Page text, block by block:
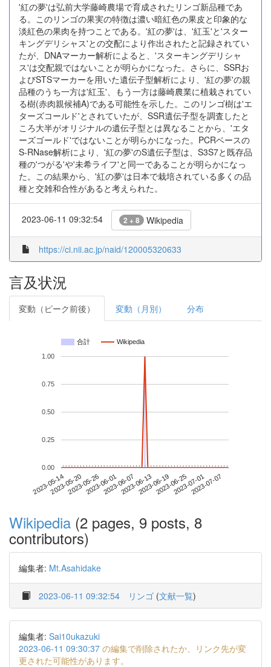
'紅の夢'は弘前大学藤崎農場で育成されたリンゴ新品種であ
る。このリンゴの果実の特徴は濃い暗紅色の果皮と印象的な
淡紅色の果肉を持つことである。'紅の夢'は、'紅玉'と'スター
キングデリシャス'との交配により作出されたと記録されてい
たが、DNAマーカー解析によると、'スターキングデリシャ
ス'は交配親ではないことが明らかになった。さらに、SSRお
よびSTSマーカーを用いた遺伝子型解析により、'紅の夢'の親
品種のうち一方は'紅玉'、もう一方は藤崎農業に植栽されてい
る樹(赤肉親候補A)である可能性を示した。このリンゴ樹は'エ
ターズコールド'とされていたが、SSR遺伝子型を調査したと
ころ大半がオリジナルの遺伝子型とは異なることから、'エタ
ーズゴールド'ではないことが明らかになった。PCRベースの
S-RNase解析により、'紅の夢'のS遺伝子型は、S3S7と既存品
種の'つがる'や'未希ライフ'と同一であることが明らかになっ
た。この結果から、'紅の夢'は日本で栽培されている多くの品
種と交雑和合性があると考えられた。
2023-06-11 09:32:54 2 + 8 Wikipedia
https://ci.nii.ac.jp/naid/120005320633
言及状況
変動（ピーク前後） 変動（月別） 分布
合計 Wikipedia
2023-05-142023-05-202023-05-262023-06-012023-06-072023-06-132023-06-192023-06-252023-07-012023-07-07
0.00
0.25
0.50
0.75
1.00
Wikipedia (2 pages, 9 posts, 8
contributors)
編集者: Mt.Asahidake
2023-06-11 09:32:54 リンゴ (文献一覧)
編集者: Sai10ukazuki
2023-06-11 09:30:37 の編集で削除されたか、リンク先が変
更された可能性があります。